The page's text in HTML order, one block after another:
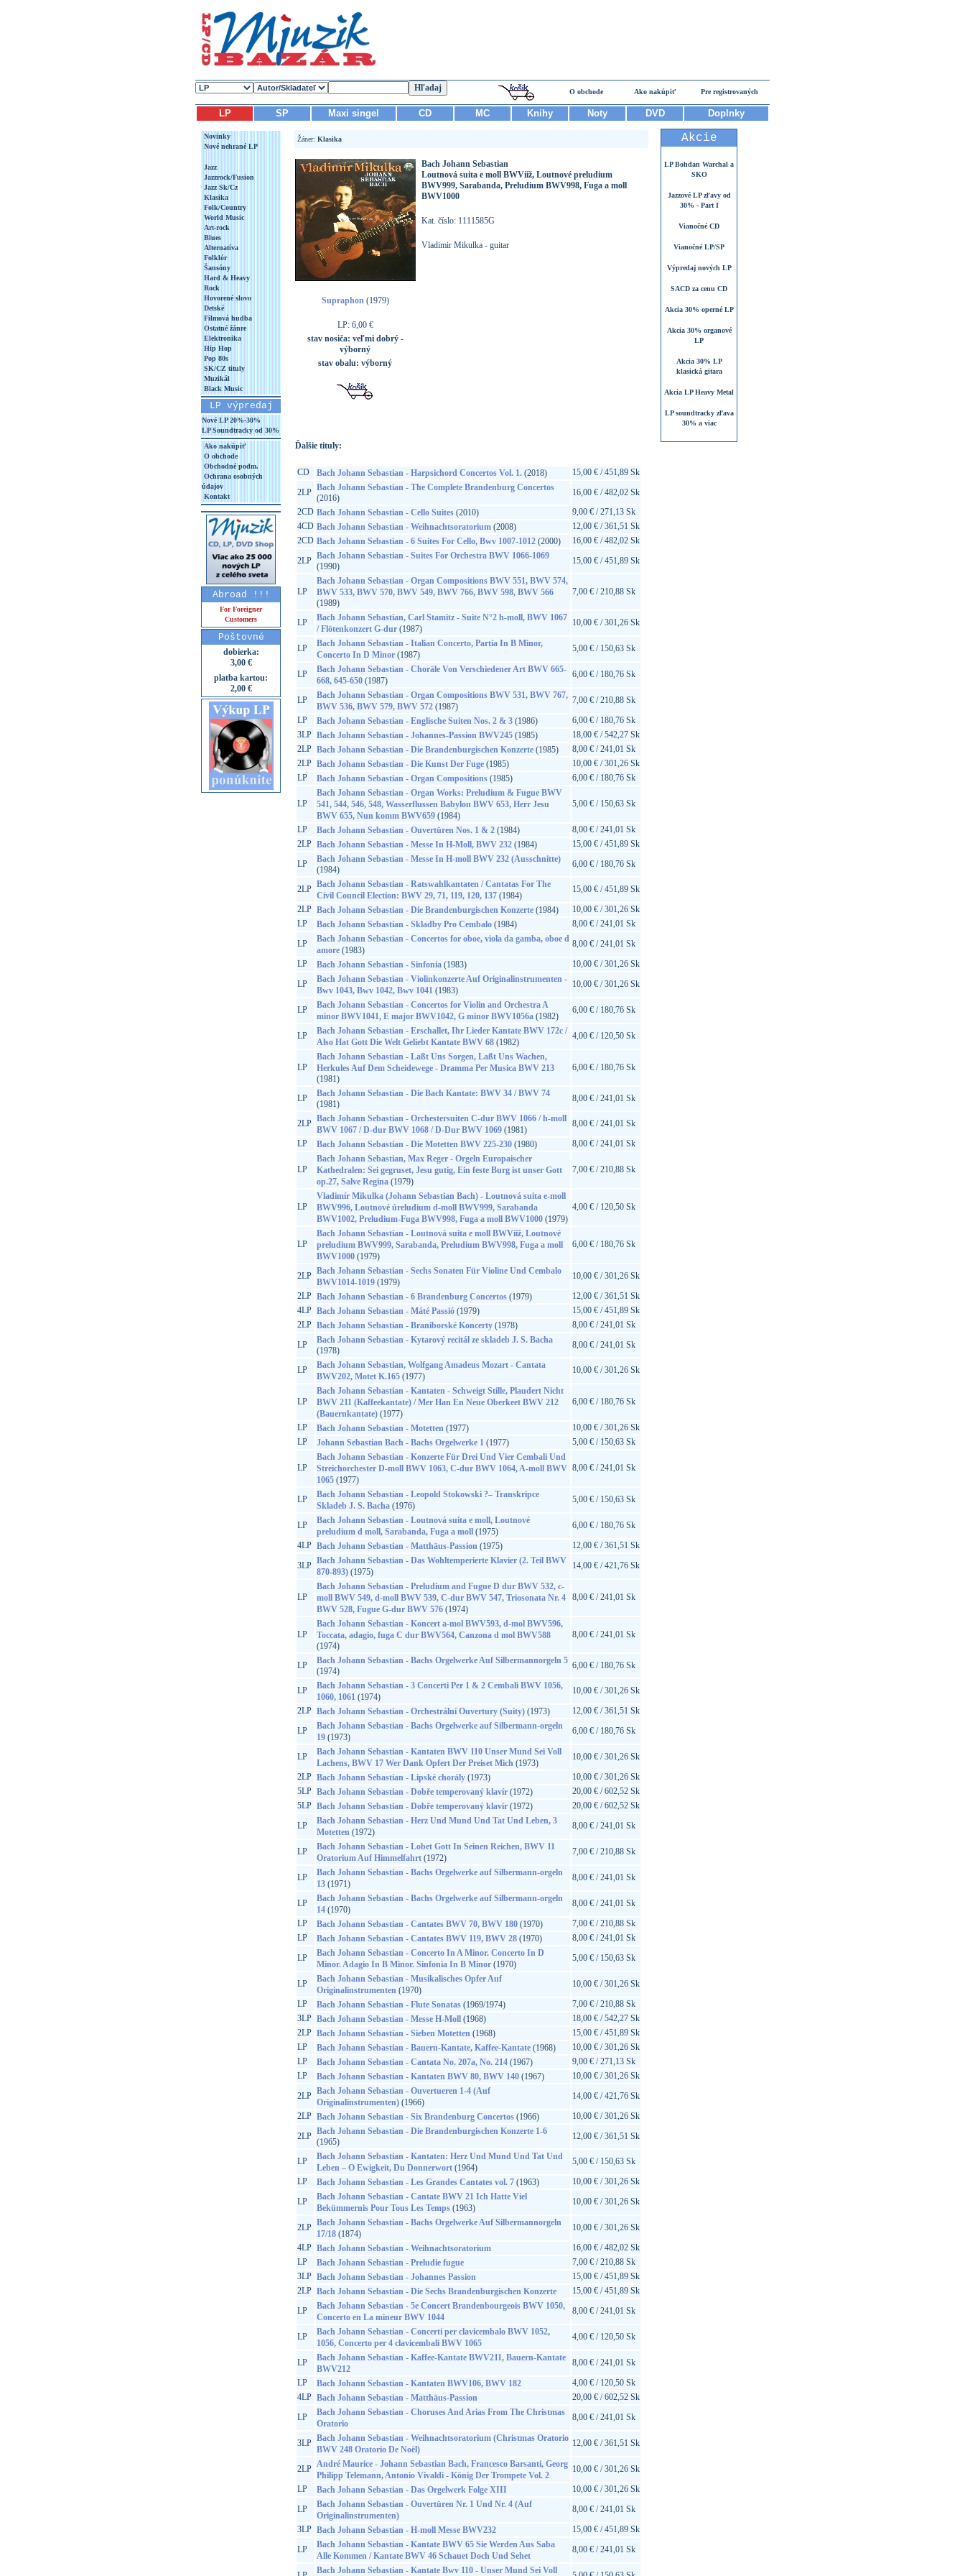
O obchode Ako nakúpiť Pre registrovaných
LP SP Maxi singel CD MC Knihy Noty DVD Doplnky
Novinky
Nové nehrané LP
Jazz
Jazzrock/Fusion
Jazz Sk/Cz
Klasika
Folk/Country
World Music
Art-rock
Blues
Alternatíva
Folklór
Šansóny
Hard & Heavy
Rock
Hovorené slovo
Detské
Filmová hudba
Ostatné žánre
Elektronika
Hip Hop
Pop 80s
SK/CZ tituly
Muzikál
Black Music
LP výpredaj
Nové LP 20%-30%
LP Soundtracky od 30%
Ako nakúpiť
O obchode
Obchodné podm.
Ochrana osobných
údajov
Kontakt
Abroad !!!
For Foreigner
Customers
Poštovné
dobierka:
3,00 €
platba kartou:
2,00 €
Žáner: Klasika
Supraphon(1979)
LP: 6,00 €
stav nosiča: veľmi dobrý -
výborný
stav obalu: výborný
Bach Johann Sebastian
Loutnová suita e moll BWVííž, Loutnové preludium
BWV999, Sarabanda, Preludium BWV998, Fuga a moll
BWV1000
Kat. číslo: 1111585G
Vladimir Mikulka - guitar
Ďalšie tituly:
CD Bach Johann Sebastian - Harpsichord Concertos Vol. 1.(2018)
15,00 € / 451,89 Sk
2LP Bach Johann Sebastian - The Complete Brandenburg Concertos
(2016)
16,00 € / 482,02 Sk
2CD Bach Johann Sebastian - Cello Suites(2010)
9,00 € / 271,13 Sk
4CD Bach Johann Sebastian - Weihnachtsoratorium(2008)
12,00 € / 361,51 Sk
2CD Bach Johann Sebastian - 6 Suites For Cello, Bwv 1007-1012(2000)
16,00 € / 482,02 Sk
2LP Bach Johann Sebastian - Suites For Orchestra BWV 1066-1069
(1990)
15,00 € / 451,89 Sk
LP
Bach Johann Sebastian - Organ Compositions BWV 551, BWV 574,
BWV 533, BWV 570, BWV 549, BWV 766, BWV 598, BWV 566
(1989)
7,00 € / 210,88 Sk
LP
Bach Johann Sebastian, Carl Stamitz - Suite N°2 h-moll, BWV 1067
/ Flötenkonzert G-dur(1987)
10,00 € / 301,26 Sk
LP
Bach Johann Sebastian - Italian Concerto, Partia In B Minor,
Concerto In D Minor(1987)
5,00 € / 150,63 Sk
LP
Bach Johann Sebastian - Choräle Von Verschiedener Art BWV 665-
668, 645-650(1987)
6,00 € / 180,76 Sk
LP
Bach Johann Sebastian - Organ Compositions BWV 531, BWV 767,
BWV 536, BWV 579, BWV 572(1987)
7,00 € / 210,88 Sk
LP
Bach Johann Sebastian - Englische Suiten Nos. 2 & 3(1986)
6,00 € / 180,76 Sk
3LP Bach Johann Sebastian - Johannes-Passion BWV245(1985)
18,00 € / 542,27 Sk
2LP Bach Johann Sebastian - Die Brandenburgischen Konzerte(1985)
8,00 € / 241,01 Sk
2LP Bach Johann Sebastian - Die Kunst Der Fuge(1985)
10,00 € / 301,26 Sk
LP
Bach Johann Sebastian - Organ Compositions(1985) 6,00 € / 180,76 Sk
LP
Bach Johann Sebastian - Organ Works: Preludium & Fugue BWV
541, 544, 546, 548, Wasserflussen Babylon BWV 653, Herr Jesu
BWV 655, Nun komm BWV659(1984)
5,00 € / 150,63 Sk
LP Bach Johann Sebastian - Ouvertüren Nos. 1 & 2(1984)
8,00 € / 241,01 Sk
2LP Bach Johann Sebastian - Messe In H-Moll, BWV 232(1984)
15,00 € / 451,89 Sk
LP
Bach Johann Sebastian - Messe In H-moll BWV 232 (Ausschnitte)
(1984)
6,00 € / 180,76 Sk
2LP Bach Johann Sebastian - Ratswahlkantaten / Cantatas For The
Civil Council Election: BWV 29, 71, 119, 120, 137(1984)
15,00 € / 451,89 Sk
2LP Bach Johann Sebastian - Die Brandenburgischen Konzerte(1984)
10,00 € / 301,26 Sk
LP
Bach Johann Sebastian - Skladby Pro Cembalo(1984)
8,00 € / 241,01 Sk
LP
Bach Johann Sebastian - Concertos for oboe, viola da gamba, oboe d
amore(1983)
8,00 € / 241,01 Sk
LP
Bach Johann Sebastian - Sinfonia(1983)
10,00 € / 301,26 Sk
LP
Bach Johann Sebastian - Violinkonzerte Auf Originalinstrumenten -
Bwv 1043, Bwv 1042, Bwv 1041(1983)
10,00 € / 301,26 Sk
LP
Bach Johann Sebastian - Concertos for Violin and Orchestra A
minor BWV1041, E major BWV1042, G minor BWV1056a(1982)
6,00 € / 180,76 Sk
LP
Bach Johann Sebastian - Erschallet, Ihr Lieder Kantate BWV 172c /
Also Hat Gott Die Welt Geliebt Kantate BWV 68(1982)
4,00 € / 120,50 Sk
LP
Bach Johann Sebastian - Laßt Uns Sorgen, Laßt Uns Wachen,
Herkules Auf Dem Scheidewege - Dramma Per Musica BWV 213
(1981)
6,00 € / 180,76 Sk
LP
Bach Johann Sebastian - Die Bach Kantate: BWV 34 / BWV 74
(1981)
8,00 € / 241,01 Sk
2LP Bach Johann Sebastian - Orchestersuiten C-dur BWV 1066 / h-moll
BWV 1067 / D-dur BWV 1068 / D-Dur BWV 1069(1981)
8,00 € / 241,01 Sk
LP
Bach Johann Sebastian - Die Motetten BWV 225-230(1980) 8,00 € / 241,01 Sk
LP
Bach Johann Sebastian, Max Reger - Orgeln Europaischer
Kathedralen: Sei gegruset, Jesu gutig, Ein feste Burg ist unser Gott
op.27, Salve Regina(1979)
7,00 € / 210,88 Sk
LP
Vladimír Mikulka (Johann Sebastian Bach) - Loutnová suita e-moll
BWV996, Loutnové úreludium d-moll BWV999, Sarabanda
BWV1002, Preludium-Fuga BWV998, Fuga a moll BWV1000(1979)
4,00 € / 120,50 Sk
LP
Bach Johann Sebastian - Loutnová suita e moll BWVííž, Loutnové
preludium BWV999, Sarabanda, Preludium BWV998, Fuga a moll
BWV1000(1979)
6,00 € / 180,76 Sk
2LP Bach Johann Sebastian - Sechs Sonaten Für Violine Und Cembalo
BWV1014-1019(1979)
10,00 € / 301,26 Sk
2LP Bach Johann Sebastian - 6 Brandenburg Concertos(1979)
12,00 € / 361,51 Sk
4LP Bach Johann Sebastian - Máté Passió(1979)
15,00 € / 451,89 Sk
2LP Bach Johann Sebastian - Braniborské Koncerty(1978)
8,00 € / 241,01 Sk
LP
Bach Johann Sebastian - Kytarový recitál ze skladeb J. S. Bacha
(1978)
8,00 € / 241,01 Sk
LP
Bach Johann Sebastian, Wolfgang Amadeus Mozart - Cantata
BWV202, Motet K.165(1977)
10,00 € / 301,26 Sk
LP
Bach Johann Sebastian - Kantaten - Schweigt Stille, Plaudert Nicht
BWV 211 (Kaffeekantate) / Mer Han En Neue Oberkeet BWV 212
(Bauernkantate)(1977)
6,00 € / 180,76 Sk
LP Bach Johann Sebastian - Motetten(1977)
10,00 € / 301,26 Sk
LP
Johann Sebastian Bach - Bachs Orgelwerke 1(1977) 5,00 € / 150,63 Sk
LP
Bach Johann Sebastian - Konzerte Für Drei Und Vier Cembali Und
Streichorchester D-moll BWV 1063, C-dur BWV 1064, A-moll BWV
1065(1977)
8,00 € / 241,01 Sk
LP
Bach Johann Sebastian - Leopold Stokowski ?– Transkripce
Skladeb J. S. Bacha(1976)
5,00 € / 150,63 Sk
LP
Bach Johann Sebastian - Loutnová suita e moll, Loutnové
preludium d moll, Sarabanda, Fuga a moll(1975)
6,00 € / 180,76 Sk
4LP Bach Johann Sebastian - Matthäus-Passion(1975)
12,00 € / 361,51 Sk
3LP Bach Johann Sebastian - Das Wohltemperierte Klavier (2. Teil BWV
870-893)(1975)
14,00 € / 421,76 Sk
LP
Bach Johann Sebastian - Preludium and Fugue D dur BWV 532, c-
moll BWV 549, d-moll BWV 539, C-dur BWV 547, Triosonata Nr. 4
BWV 528, Fugue G-dur BWV 576(1974)
8,00 € / 241,01 Sk
LP
Bach Johann Sebastian - Koncert a-mol BWV593, d-mol BWV596,
Toccata, adagio, fuga C dur BWV564, Canzona d mol BWV588
(1974)
8,00 € / 241,01 Sk
LP
Bach Johann Sebastian - Bachs Orgelwerke Auf Silbermannorgeln 5
(1974)
6,00 € / 180,76 Sk
LP
Bach Johann Sebastian - 3 Concerti Per 1 & 2 Cembali BWV 1056,
1060, 1061(1974)
10,00 € / 301,26 Sk
2LP Bach Johann Sebastian - Orchestrální Ouvertury (Suity)(1973)
12,00 € / 361,51 Sk
LP
Bach Johann Sebastian - Bachs Orgelwerke auf Silbermann-orgeln
19(1973)
6,00 € / 180,76 Sk
LP
Bach Johann Sebastian - Kantaten BWV 110 Unser Mund Sei Voll
Lachens, BWV 17 Wer Dank Opfert Der Preiset Mich(1973)
10,00 € / 301,26 Sk
2LP Bach Johann Sebastian - Lipské chorály(1973)
10,00 € / 301,26 Sk
5LP Bach Johann Sebastian - Dobře temperovaný klavír(1972)
20,00 € / 602,52 Sk
5LP Bach Johann Sebastian - Dobře temperovaný klavír(1972)
20,00 € / 602,52 Sk
LP
Bach Johann Sebastian - Herz Und Mund Und Tat Und Leben, 3
Motetten(1972)
8,00 € / 241,01 Sk
LP
Bach Johann Sebastian - Lobet Gott In Seinen Reichen, BWV 11
Oratorium Auf Himmelfahrt(1972)
7,00 € / 210,88 Sk
LP
Bach Johann Sebastian - Bachs Orgelwerke auf Silbermann-orgeln
13(1971)
8,00 € / 241,01 Sk
LP
Bach Johann Sebastian - Bachs Orgelwerke auf Silbermann-orgeln
14(1970)
8,00 € / 241,01 Sk
LP
Bach Johann Sebastian - Cantates BWV 70, BWV 180(1970)
7,00 € / 210,88 Sk
LP
Bach Johann Sebastian - Cantates BWV 119, BWV 28(1970)
8,00 € / 241,01 Sk
LP
Bach Johann Sebastian - Concerto In A Minor. Concerto In D
Minor. Adagio In B Minor. Sinfonia In B Minor(1970)
5,00 € / 150,63 Sk
LP
Bach Johann Sebastian - Musikalisches Opfer Auf
Originalinstrumenten(1970)
10,00 € / 301,26 Sk
LP
Bach Johann Sebastian - Flute Sonatas(1969/1974)
7,00 € / 210,88 Sk
3LP Bach Johann Sebastian - Messe H-Moll(1968)
18,00 € / 542,27 Sk
2LP Bach Johann Sebastian - Sieben Motetten(1968)
15,00 € / 451,89 Sk
LP
Bach Johann Sebastian - Bauern-Kantate, Kaffee-Kantate(1968)
10,00 € / 301,26 Sk
LP
Bach Johann Sebastian - Cantata No. 207a, No. 214(1967)
9,00 € / 271,13 Sk
LP
Bach Johann Sebastian - Kantaten BWV 80, BWV 140(1967)
10,00 € / 301,26 Sk
2LP Bach Johann Sebastian - Ouvertueren 1-4 (Auf
Originalinstrumenten)(1966)
14,00 € / 421,76 Sk
2LP Bach Johann Sebastian - Six Brandenburg Concertos(1966)
10,00 € / 301,26 Sk
2LP Bach Johann Sebastian - Die Brandenburgischen Konzerte 1-6
(1965)
12,00 € / 361,51 Sk
LP
Bach Johann Sebastian - Kantaten: Herz Und Mund Und Tat Und
Leben – O Ewigkeit, Du Donnerwort(1964)
5,00 € / 150,63 Sk
LP
Bach Johann Sebastian - Les Grandes Cantates vol. 7(1963)
10,00 € / 301,26 Sk
LP
Bach Johann Sebastian - Cantate BWV 21 Ich Hatte Viel
Bekümmernis Pour Tous Les Temps(1963)
10,00 € / 301,26 Sk
2LP Bach Johann Sebastian - Bachs Orgelwerke Auf Silbermannorgeln
17/18(1874)
10,00 € / 301,26 Sk
4LP Bach Johann Sebastian - Weihnachtsoratorium
16,00 € / 482,02 Sk
LP
Bach Johann Sebastian - Preludie fugue
7,00 € / 210,88 Sk
3LP Bach Johann Sebastian - Johannes Passion
15,00 € / 451,89 Sk
2LP Bach Johann Sebastian - Die Sechs Brandenburgischen Konzerte
15,00 € / 451,89 Sk
LP
Bach Johann Sebastian - 5e Concert Brandenbourgeois BWV 1050,
Concerto en La mineur BWV 1044
8,00 € / 241,01 Sk
LP
Bach Johann Sebastian - Concerti per clavicembalo BWV 1052,
1056, Concerto per 4 clavicembali BWV 1065
4,00 € / 120,50 Sk
LP
Bach Johann Sebastian - Kaffee-Kantate BWV211, Bauern-Kantate
BWV212
8,00 € / 241,01 Sk
LP
Bach Johann Sebastian - Kantaten BWV106, BWV 182
4,00 € / 120,50 Sk
4LP Bach Johann Sebastian - Matthäus-Passion
20,00 € / 602,52 Sk
LP
Bach Johann Sebastian - Choruses And Arias From The Christmas
Oratorio
8,00 € / 241,01 Sk
3LP Bach Johann Sebastian - Weihnachtsoratorium (Christmas Oratorio
BWV 248 Oratorio De Noël)
12,00 € / 361,51 Sk
2LP André Maurice - Johann Sebastian Bach, Francesco Barsanti, Georg
Philipp Telemann, Antonio Vivaldi - König Der Trompete Vol. 2
10,00 € / 301,26 Sk
LP
Bach Johann Sebastian - Das Orgelwerk Folge XIII
10,00 € / 301,26 Sk
LP
Bach Johann Sebastian - Ouvertüren Nr. 1 Und Nr. 4 (Auf
Originalinstrumenten)
8,00 € / 241,01 Sk
3LP Bach Johann Sebastian - H-moll Messe BWV232
15,00 € / 451,89 Sk
LP
Bach Johann Sebastian - Kantate BWV 65 Sie Werden Aus Saba
Alle Kommen / Kantate BWV 46 Schauet Doch Und Sehet
8,00 € / 241,01 Sk
Bach Johann Sebastian - Kantate Bwv 110 - Unser Mund Sei Voll
Akcie
LP Bohdan Warchal a
SKO
Jazzové LP zľavy od
30% - Part I
Vianočné CD
Vianočné LP/SP
Výpredaj nových LP
SACD za cenu CD
Akcia 30% operné LP
Akcia 30% organové
LP
Akcia 30% LP
klasická gitara
Akcia LP Heavy Metal
LP soundtracky zľava
30% a viac